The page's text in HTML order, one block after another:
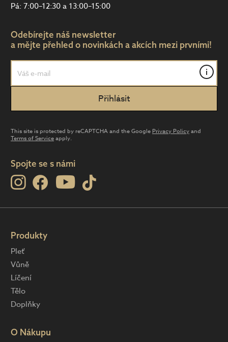
Pá: 7:00–12:30 a 13:00–15:00
Odebírejte náš newsletter
a mějte přehled o novinkách a akcích mezi prvními!
i
This site is protected by reCAPTCHA and the Google Privacy Policyand
Terms of Serviceapply.
Spojte se s námi
Produkty
Pleť
Vůně
Líčení
Tělo
Doplňky
O Nákupu